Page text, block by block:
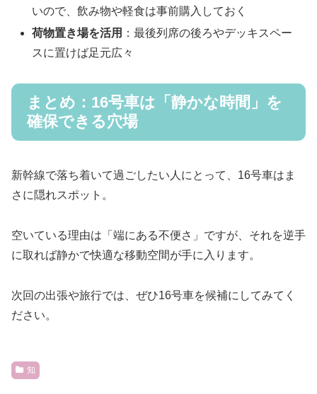
いので、飲み物や軽食は事前購入しておく
荷物置き場を活用 ：最後列席の後ろやデッキスペー
スに置けば足元広々
まとめ：16号車は「静かな時間」を
確保できる穴場
新幹線で落ち着いて過ごしたい人にとって、16号車はま
さに隠れスポット。
空いている理由は「端にある不便さ」ですが、それを逆手
に取れば静かで快適な移動空間が手に入ります。
次回の出張や旅行では、ぜひ16号車を候補にしてみてく
ださい。
知